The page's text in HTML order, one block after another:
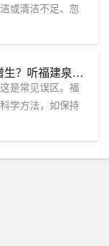
或清洁不足、忽
（夏季护肤误区）热敷止痒反而加重增生？听福建泉州中科皮肤医院专家讲透疤痕护理真相。
是常见误区。福
学方法，如保持